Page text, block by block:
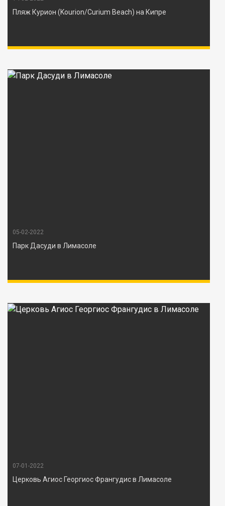
Пляж Курион (Kourion/Curium Beach) на Кипре
05-02-2022
Парк Дасуди в Лимасоле
07-01-2022
Церковь Агиос Георгиос Франгудис в Лимасоле